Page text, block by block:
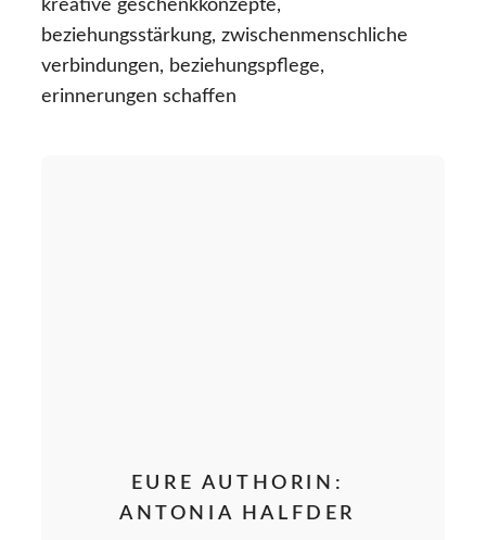
kreative geschenkkonzepte,
beziehungsstärkung, zwischenmenschliche
verbindungen, beziehungspflege,
erinnerungen schaffen
EURE AUTHORIN:
ANTONIA HALFDER